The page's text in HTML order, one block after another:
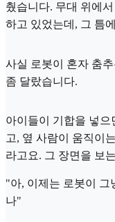
췄습니다. 무대 위에
하고 있었는데, 그 틈
사실 로봇이 혼자 춤
좀 달랐습니다.
아이들이 기합을 넣
고, 옆 사람이 움직이
라고요. 그 장면을 보
"아, 이제는 로봇이 그
나"